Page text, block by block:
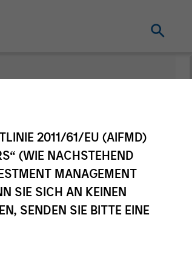
2011/61/EU (AIFMD)
(WIE NACHSTEHEND
MANAGEMENT
SIE SICH AN KEINEN
SENDEN SIE BITTE EINE